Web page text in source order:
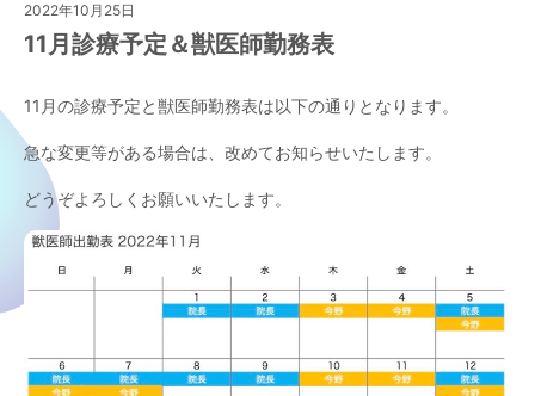
2022年10月25日
11月診療予定＆獣医師勤務表
11月の診療予定と獣医師勤務表は以下の通りとなります。
急な変更等がある場合は、改めてお知らせいたします。
どうぞよろしくお願いいたします。